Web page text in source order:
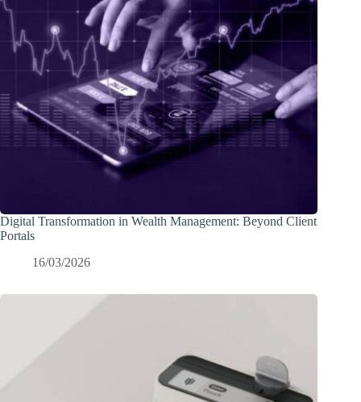
Digital Transformation in Wealth Management: Beyond Client
Portals
16/03/2026